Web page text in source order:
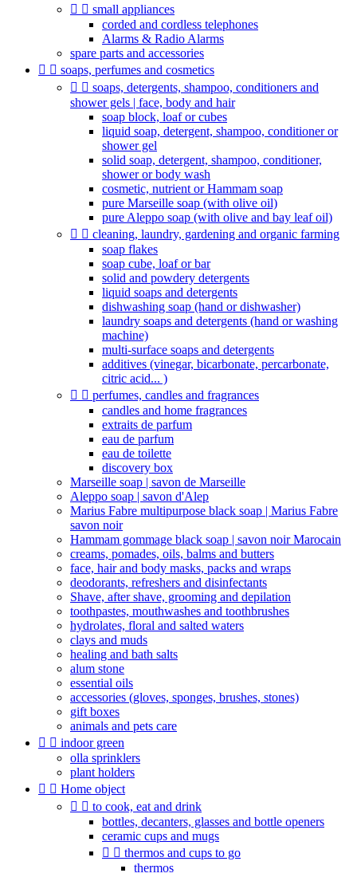
  small appliances
corded and cordless telephones
Alarms & Radio Alarms
spare parts and accessories
  soaps, perfumes and cosmetics
  soaps, detergents, shampoo, conditioners and
shower gels | face, body and hair
soap block, loaf or cubes
liquid soap, detergent, shampoo, conditioner or
shower gel
solid soap, detergent, shampoo, conditioner,
shower or body wash
cosmetic, nutrient or Hammam soap
pure Marseille soap (with olive oil)
pure Aleppo soap (with olive and bay leaf oil)
  cleaning, laundry, gardening and organic farming
soap flakes
soap cube, loaf or bar
solid and powdery detergents
liquid soaps and detergents
dishwashing soap (hand or dishwasher)
laundry soaps and detergents (hand or washing
machine)
multi-surface soaps and detergents
additives (vinegar, bicarbonate, percarbonate,
citric acid... )
  perfumes, candles and fragrances
candles and home fragrances
extraits de parfum
eau de parfum
eau de toilette
discovery box
Marseille soap | savon de Marseille
Aleppo soap | savon d'Alep
Marius Fabre multipurpose black soap | Marius Fabre
savon noir
Hammam gommage black soap | savon noir Marocain
creams, pomades, oils, balms and butters
face, hair and body masks, packs and wraps
deodorants, refreshers and disinfectants
Shave, after shave, grooming and depilation
toothpastes, mouthwashes and toothbrushes
hydrolates, floral and salted waters
clays and muds
healing and bath salts
alum stone
essential oils
accessories (gloves, sponges, brushes, stones)
gift boxes
animals and pets care
  indoor green
olla sprinklers
plant holders
  Home object
  to cook, eat and drink
bottles, decanters, glasses and bottle openers
ceramic cups and mugs
  thermos and cups to go
thermos